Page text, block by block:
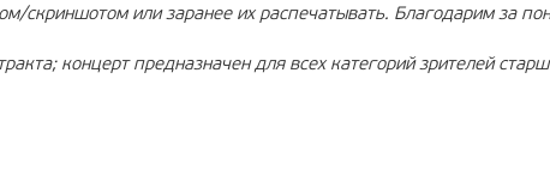
скриншотом или заранее их распечатывать. Благодарим за
концерт предназначен для всех категорий зрителей